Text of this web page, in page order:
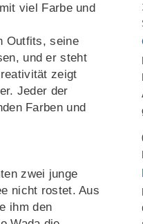
viel Farbe und
Outfits, seine
und er steht
zeigt
Jeder der
Farben und
zwei junge
nicht rostet. Aus
ihm den